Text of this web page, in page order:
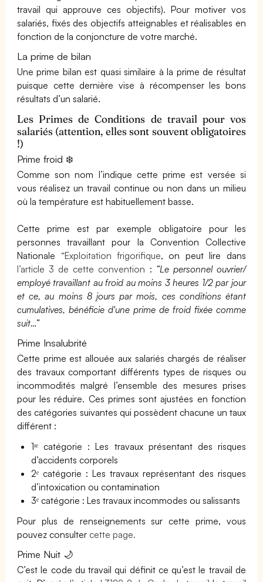
travail qui approuve ces objectifs). Pour motiver vos
salariés, fixés des objectifs atteignables et réalisables en
fonction de la conjoncture de votre marché.
La prime de bilan
Une prime bilan est quasi similaire à la prime de résultat
puisque cette dernière vise à récompenser les bons
résultats d’un salarié.
Les Primes de Conditions de travail pour vos
salariés (attention, elles sont souvent obligatoires
!)
Prime froid ❄️
Comme son nom l’indique cette prime est versée si
vous réalisez un travail continue ou non dans un milieu
où la température est habituellement basse.
Cette prime est par exemple obligatoire pour les
personnes travaillant pour la Convention Collective
Nationale “Exploitation frigorifique, on peut lire dans
l’article 3 de cette convention : “Le personnel ouvrier/
employé travaillant au froid au moins 3 heures 1/2 par jour
et ce, au moins 8 jours par mois, ces conditions étant
cumulatives, bénéficie d'une prime de froid fixée comme
suit…”
Prime Insalubrité
Cette prime est allouée aux salariés chargés de réaliser
des travaux comportant différents types de risques ou
incommodités malgré l’ensemble des mesures prises
pour les réduire. Ces primes sont ajustées en fonction
des catégories suivantes qui possèdent chacune un taux
différent :
1ʳᵉ catégorie : Les travaux présentant des risques
d’accidents corporels
2ᵉ catégorie : Les travaux représentant des risques
d’intoxication ou contamination
3ᵉ catégorie : Les travaux incommodes ou salissants
Pour plus de renseignements sur cette prime, vous
pouvez consulter cette page.
Prime Nuit 🌙
C’est le code du travail qui définit ce qu’est le travail de